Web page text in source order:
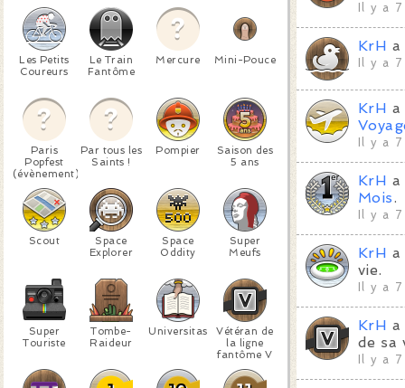
Les Petits
Coureurs
Le Train
Fantôme
Mercure Mini-Pouce
Paris
Popfest
(évènement)
Par tous les
Saints !
Pompier
Saison des
5 ans
Scout
Space
Explorer
Space
Oddity
Super
Meufs
Super
Touriste
Tombe-
Raideur
Universitas
Vétéran de
la ligne
fantôme V
Il y a
KrH a
Il y a
KrH a
Il y a
KrH a
Mois.
Il y a
KrH a
vie.
Il y a
KrH a
de sa
Il y a